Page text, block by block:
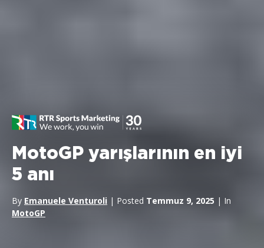
MotoGP yarışlarının en iyi
5 anı
By Emanuele Venturoli | Posted Temmuz 9, 2025 | In
MotoGP